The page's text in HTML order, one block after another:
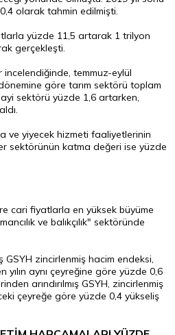
olarak tahmin edilmişti.
yüzde 11,5 artarak 1 trilyon
gerçekleşti.
temmuz-eylül
göre tarım sektörü toplam
sektörü yüzde 1,6 artarken,
ve yiyecek hizmeti faaliyetlerinin
sektörünün katma değeri ise yüzde
cari fiyatlarla en yüksek büyüme
ve balıkçılık" sektöründe
GSYH zincirlenmiş hacim endeksi,
yılın aynı çeyreğine göre yüzde 0,6
arındırılmış GSYH, zincirlenmiş
çeyreğe göre yüzde 0,4 yükseliş